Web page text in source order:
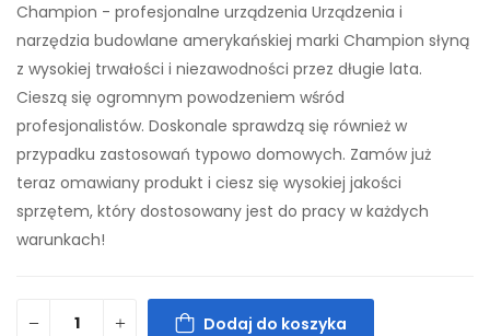
Champion - profesjonalne urządzenia Urządzenia i
narzędzia budowlane amerykańskiej marki Champion słyną
z wysokiej trwałości i niezawodności przez długie lata.
Cieszą się ogromnym powodzeniem wśród
profesjonalistów. Doskonale sprawdzą się również w
przypadku zastosowań typowo domowych. Zamów już
teraz omawiany produkt i ciesz się wysokiej jakości
sprzętem, który dostosowany jest do pracy w każdych
warunkach!
Dodaj do koszyka